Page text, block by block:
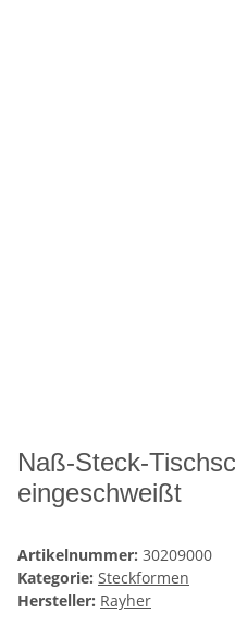
Naß-Steck-
eingeschweißt
Artikelnummer: 30209000
Kategorie: Steckformen
Hersteller: Rayher